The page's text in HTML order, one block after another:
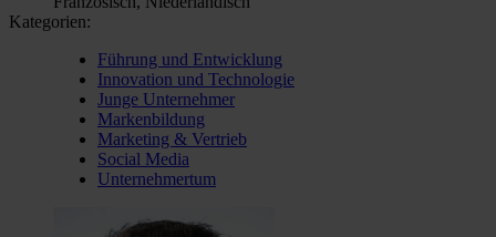
Kategorien:
Führung und Entwicklung
Innovation und Technologie
Junge Unternehmer
Markenbildung
Marketing & Vertrieb
Social Media
Unternehmertum